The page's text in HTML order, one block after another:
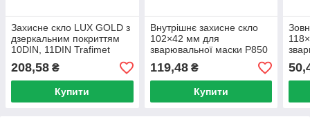
Захисне скло LUX GOLD з
дзеркальним покриттям
10DIN, 11DIN Trafimet
208,58 ₴
Купити
Внутрішнє захисне скло
102×42 мм для
зварювальної маски P850
TRAFIMET
119,48₴
Купити